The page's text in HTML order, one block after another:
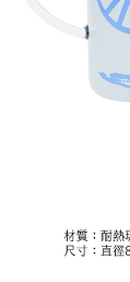
7-11取貨付款
每筆NT$65，
付款後7-11取貨
每筆NT$65，
每筆NT$100，
宅配-離島(澎